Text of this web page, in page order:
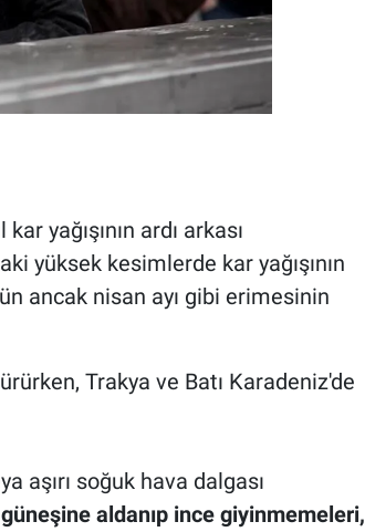
yağışının ardı arkası
yüksek kesimlerde kar yağışının
ancak nisan ayı gibi erimesinin
Trakya ve Batı Karadeniz'de
aşırı soğuk hava dalgası
aldanıp ince giyinmemeleri,